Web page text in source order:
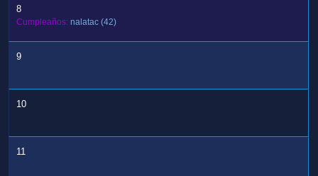
8
Cumpleaños: nalatac (42)
9
10
11